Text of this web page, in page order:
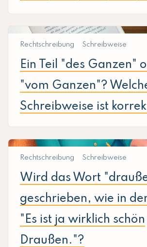
Rechtschreibung Schreibweise
Ein Teil "des Ganzen"
"vom Ganzen"?
Schreibweise ist
Rechtschreibung Schreibweise
Wird das Wort
geschrieben, wie in
"Es ist ja wirklich schön
Draußen."?